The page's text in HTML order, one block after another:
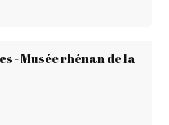
- Musée rhénan de la